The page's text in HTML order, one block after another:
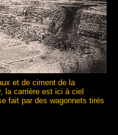
et de ciment de la
la carrière est ici à ciel
fait par des wagonnets tirés